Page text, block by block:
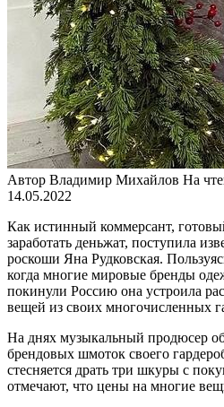
Автор Владимир Михайлов На
14.05.2022
Как истинный коммерсант,
заработать деньжат, поступила
роскоши Яна Рудковская.
когда многие мировые бренды
покинули Россию она устроила
вещей из своих многочисленных
На днях музыкальный продюсер
брендовых шмоток своего
стесняется драть три шкуры с
отмечают, что цены на многие